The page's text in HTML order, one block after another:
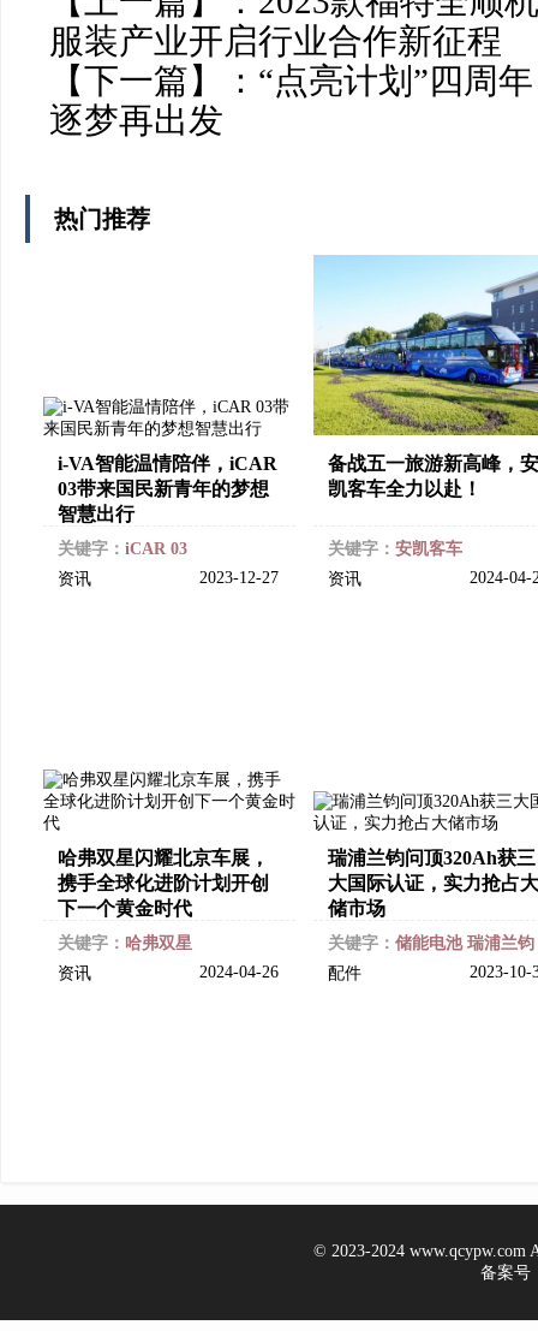
服装产业开启行业合作新征程
【下一篇】： “点亮计划”四周
逐梦再出发
热门推荐
i-VA智能温情陪伴，iCAR
03带来国民新青年的梦想
智慧出行
关键字： iCAR 03
资讯
2023-12-27
备战五一旅游新高峰，安
凯客车全力以赴！
关键字： 安凯客车
资讯
2024-
哈弗双星闪耀北京车展，
携手全球化进阶计划开创
下一个黄金时代
关键字： 哈弗双星
资讯
2024-04-26
瑞浦兰钧问顶320Ah获三
大国际认证，实力抢占大
储市场
关键字： 储能电池 瑞浦兰钧
配件
2023-
© 2023-2024 www.qcypw.com
备案号